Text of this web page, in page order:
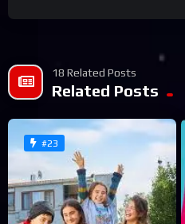
18 Related Posts
Related Posts
#23